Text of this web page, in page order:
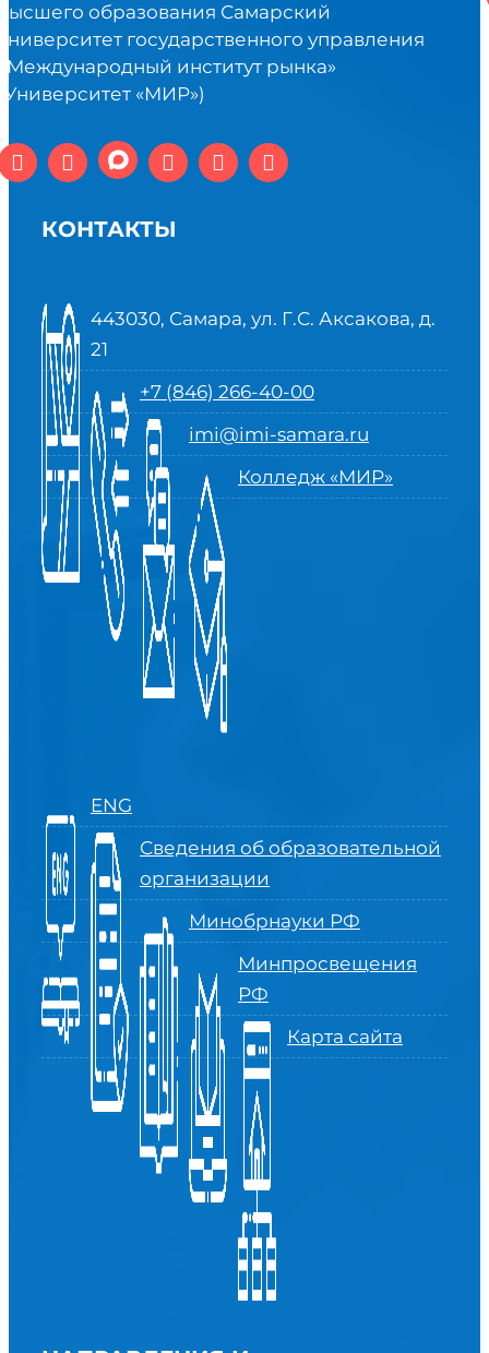
образования Самарский
государственного управления
институт рынка»
«МИР»)
КОНТАКТЫ
443030, Самара, ул. Г.С. Аксакова, д.
21
+7 (846) 266-40-00
imi@imi-samara.ru
Колледж «МИР»
ENG
Сведения об образовательной
организации
Минобрнауки РФ
Минпросвещения
РФ
Карта сайта